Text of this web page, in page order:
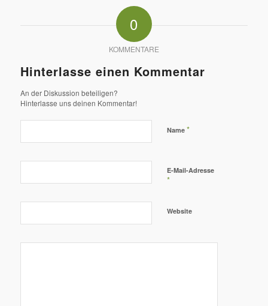
0
KOMMENTARE
Hinterlasse einen Kommentar
An der Diskussion beteiligen?
Hinterlasse uns deinen Kommentar!
Name *
E-Mail-Adresse
*
Website